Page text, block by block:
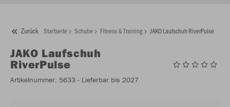
Zurück Startseite Schuhe Fitness & Training JAKO Laufschuh RiverPulse
JAKO Laufschuh
RiverPulse
Artikelnummer: 5633 - Lieferbar bis 2027